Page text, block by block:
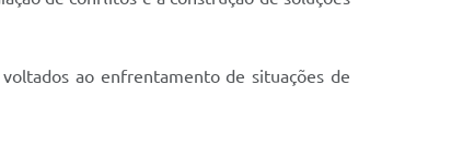
ao enfrentamento de situações de